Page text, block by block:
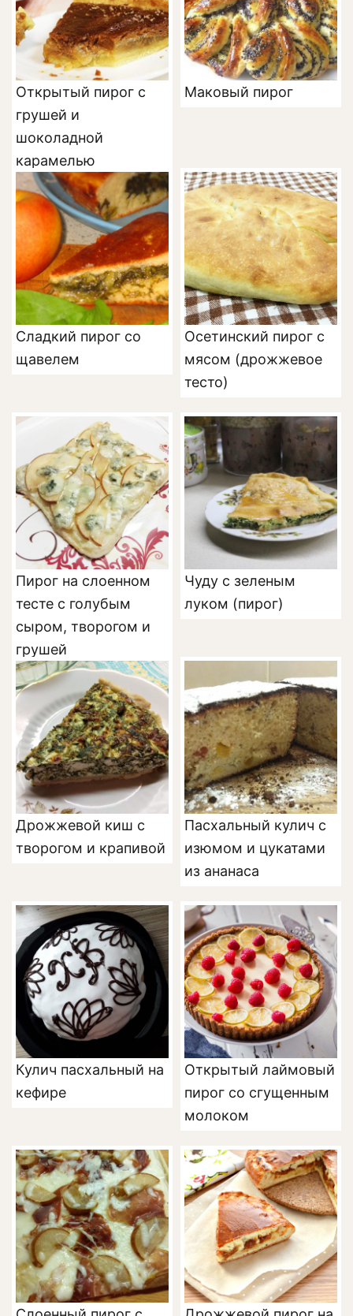
Открытый пирог с
грушей и
шоколадной
карамелью
Маковый пирог
Сладкий пирог со
щавелем
Осетинский пирог с
мясом (дрожжевое
тесто)
Пирог на слоенном
тесте с голубым
сыром, творогом и
грушей
Чуду с зеленым
луком (пирог)
Дрожжевой киш с
творогом и крапивой
Пасхальный кулич с
изюмом и цукатами
из ананаса
Кулич пасхальный на
кефире
Открытый лаймовый
пирог со сгущенным
молоком